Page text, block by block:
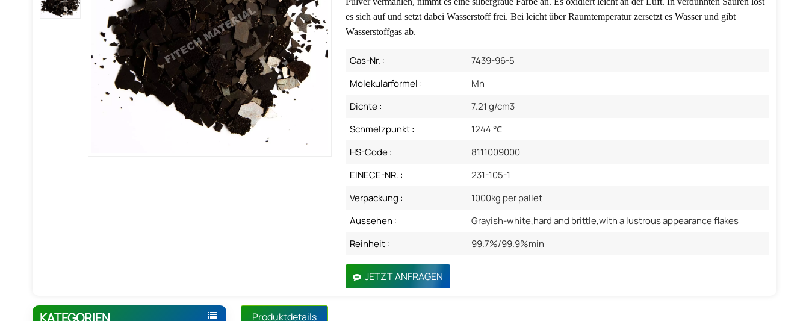
es sich auf und setzt dabei Wasserstoff frei. Bei leicht über Raumtemperatur zersetzt es Wasser und gibt
Wasserstoffgas ab.
Cas-Nr. :
7439-96-5
Molekularformel :
Mn
Dichte :
7.21 g/cm3
Schmelzpunkt :
1244 ℃
HS-Code :
8111009000
EINECE-NR. :
231-105-1
Verpackung :
1000kg per pallet
Aussehen :
Grayish-white,hard and brittle,with a lustrous appearance flakes
Reinheit :
99.7%/99.9%min
JETZT ANFRAGEN
KATEGORIEN Produktdetails